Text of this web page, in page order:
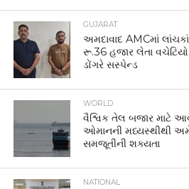
GUJARAT
અમદાવાદ AMCમાં
રૂ.36 હજાર લેતા
ડોંગરે સસ્પેન્ડ
WORLD
વૈશ્વિક તેલ બજાર માટે
ઓમાનની મધ્યસ્થીથી
સમજૂતીની શક્યતા
NATIONAL